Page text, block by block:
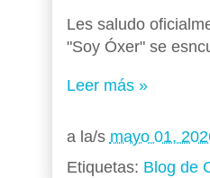
Les saludo
"Soy Óxer" se
Leer más »
a la/s mayo 01,
Etiquetas: Blog de